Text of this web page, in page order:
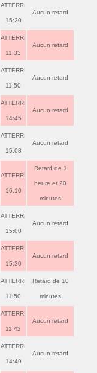
ATTERRI
15:20
Aucun retard
ATTERRI
11:33
Aucun retard
ATTERRI
11:50
Aucun retard
ATTERRI
14:45
Aucun retard
ATTERRI
15:08
Aucun retard
ATTERRI
16:10
Retard de 1
heure et 20
minutes
ATTERRI
15:00
Aucun retard
ATTERRI
15:30
Aucun retard
ATTERRI
11:50
Retard de 10
minutes
ATTERRI
11:42
Aucun retard
ATTERRI
14:49
Aucun retard